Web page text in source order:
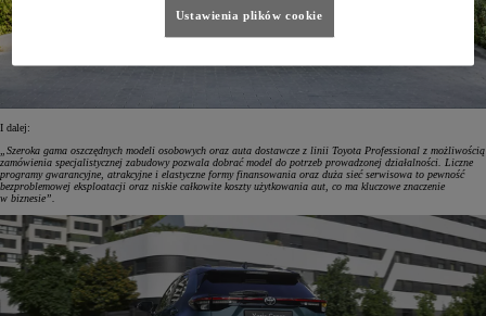
I dalej:
„Szeroka gama oszczędnych modeli osobowych oraz auta dostawcze z linii Toyota Professional z możliwością
zamówienia specjalistycznej zabudowy pozwala dobrać model do potrzeb prowadzonej działalności. Liczne
programy gwarancyjne, atrakcyjne i elastyczne formy finansowania oraz duża sieć serwisowa to pewność
bezproblemowej eksploatacji oraz niskie całkowite koszty użytkowania aut, co ma kluczowe znaczenie
w biznesie”.
Ustawienia plików cookie